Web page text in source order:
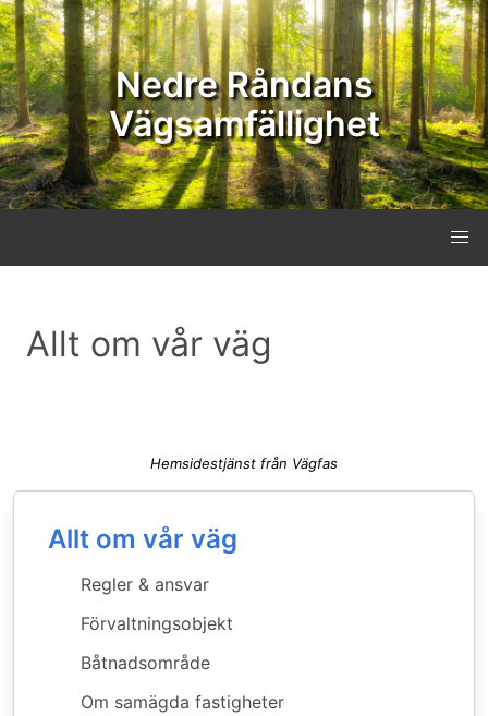
Nedre Råndans
Vägsamfällighet
Allt om vår väg
Hemsidestjänst från Vägfas
Allt om vår väg
Regler & ansvar
Förvaltningsobjekt
Båtnadsområde
Om samägda fastigheter